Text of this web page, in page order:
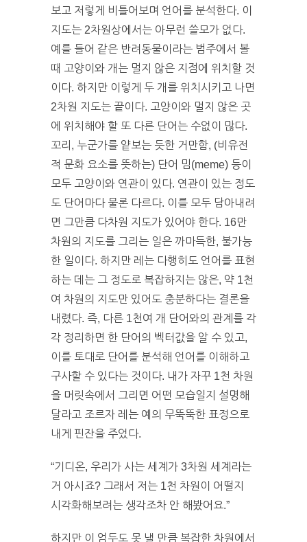
보고 저렇게 비틀어보며 언어를 분석한다. 이
지도는 2차원상에서는 아무런 쓸모가 없다.
예를 들어 같은 반려동물이라는 범주에서 볼
때 고양이와 개는 멀지 않은 지점에 위치할 것
이다. 하지만 이렇게 두 개를 위치시키고 나면
2차원 지도는 끝이다. 고양이와 멀지 않은 곳
에 위치해야 할 또 다른 단어는 수없이 많다.
꼬리, 누군가를 얕보는 듯한 거만함, (비유전
적 문화 요소를 뜻하는) 단어 밈(meme) 등이
모두 고양이와 연관이 있다. 연관이 있는 정도
도 단어마다 물론 다르다. 이를 모두 담아내려
면 그만큼 다차원 지도가 있어야 한다. 16만
차원의 지도를 그리는 일은 까마득한, 불가능
한 일이다. 하지만 레는 다행히도 언어를 표현
하는 데는 그 정도로 복잡하지는 않은, 약 1천
여 차원의 지도만 있어도 충분하다는 결론을
내렸다. 즉, 다른 1천여 개 단어와의 관계를 각
각 정리하면 한 단어의 벡터값을 알 수 있고,
이를 토대로 단어를 분석해 언어를 이해하고
구사할 수 있다는 것이다. 내가 자꾸 1천 차원
을 머릿속에서 그리면 어떤 모습일지 설명해
달라고 조르자 레는 예의 무뚝뚝한 표정으로
내게 핀잔을 주었다.
“기디온, 우리가 사는 세계가 3차원 세계라는
거 아시죠? 그래서 저는 1천 차원이 어떨지
시각화해보려는 생각조차 안 해봤어요.”
하지만 이 엄두도 못 낼 만큼 복잡한 차원에서